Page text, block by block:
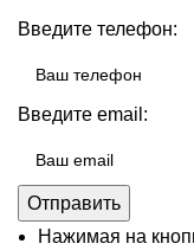
Введите телефон:
Введите email:
Отправить
Нажимая на